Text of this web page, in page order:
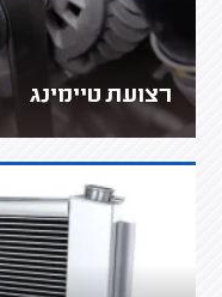
רצועת טיימינג